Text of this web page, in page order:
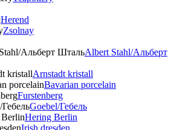
Herend
Zsolnay
Albert Stahl/Альбеpт
Arnstadt kristall
Bavarian porcelain
Furstenberg
Goebel/Гебель
Hering Berlin
Irish dresden